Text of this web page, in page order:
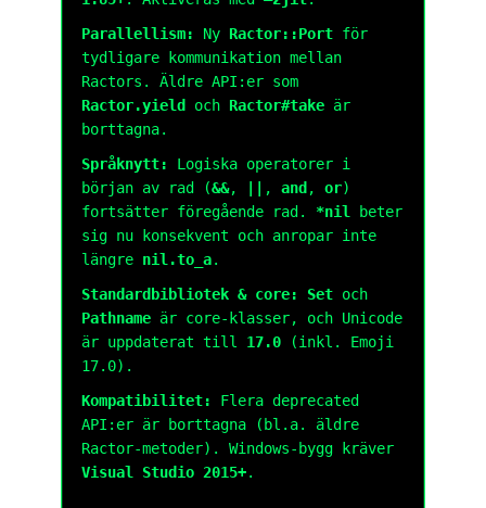
Parallellism:
Ny Ractor::Port för
tydligare kommunikation mellan
Ractors. Äldre API:er som
Ractor.yield
och Ractor#take är
borttagna.
Språknytt:
Logiska operatorer i
början av rad (&&, , and , or)
fortsätter föregående rad. *nil
beter
sig nu konsekvent och anropar inte
längre nil.to_a.
Standardbibliotek & core:
Set och
Pathname är core-klasser, och Unicode
är uppdaterat till 17.0 (inkl. Emoji
17.0).
Kompatibilitet:
Flera deprecated
API:er är borttagna (bl.a. äldre
Ractor-metoder). Windows-bygg kräver
Visual Studio 2015+.